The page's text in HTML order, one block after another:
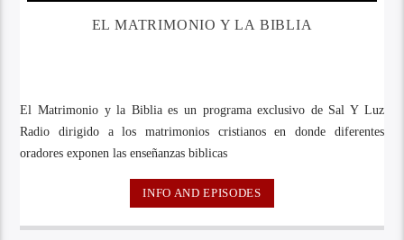
EL MATRIMONIO Y LA BIBLIA
El Matrimonio y la Biblia es un programa exclusivo de Sal Y Luz
Radio dirigido a los matrimonios cristianos en donde diferentes
oradores exponen las enseñanzas biblicas
INFO AND EPISODES